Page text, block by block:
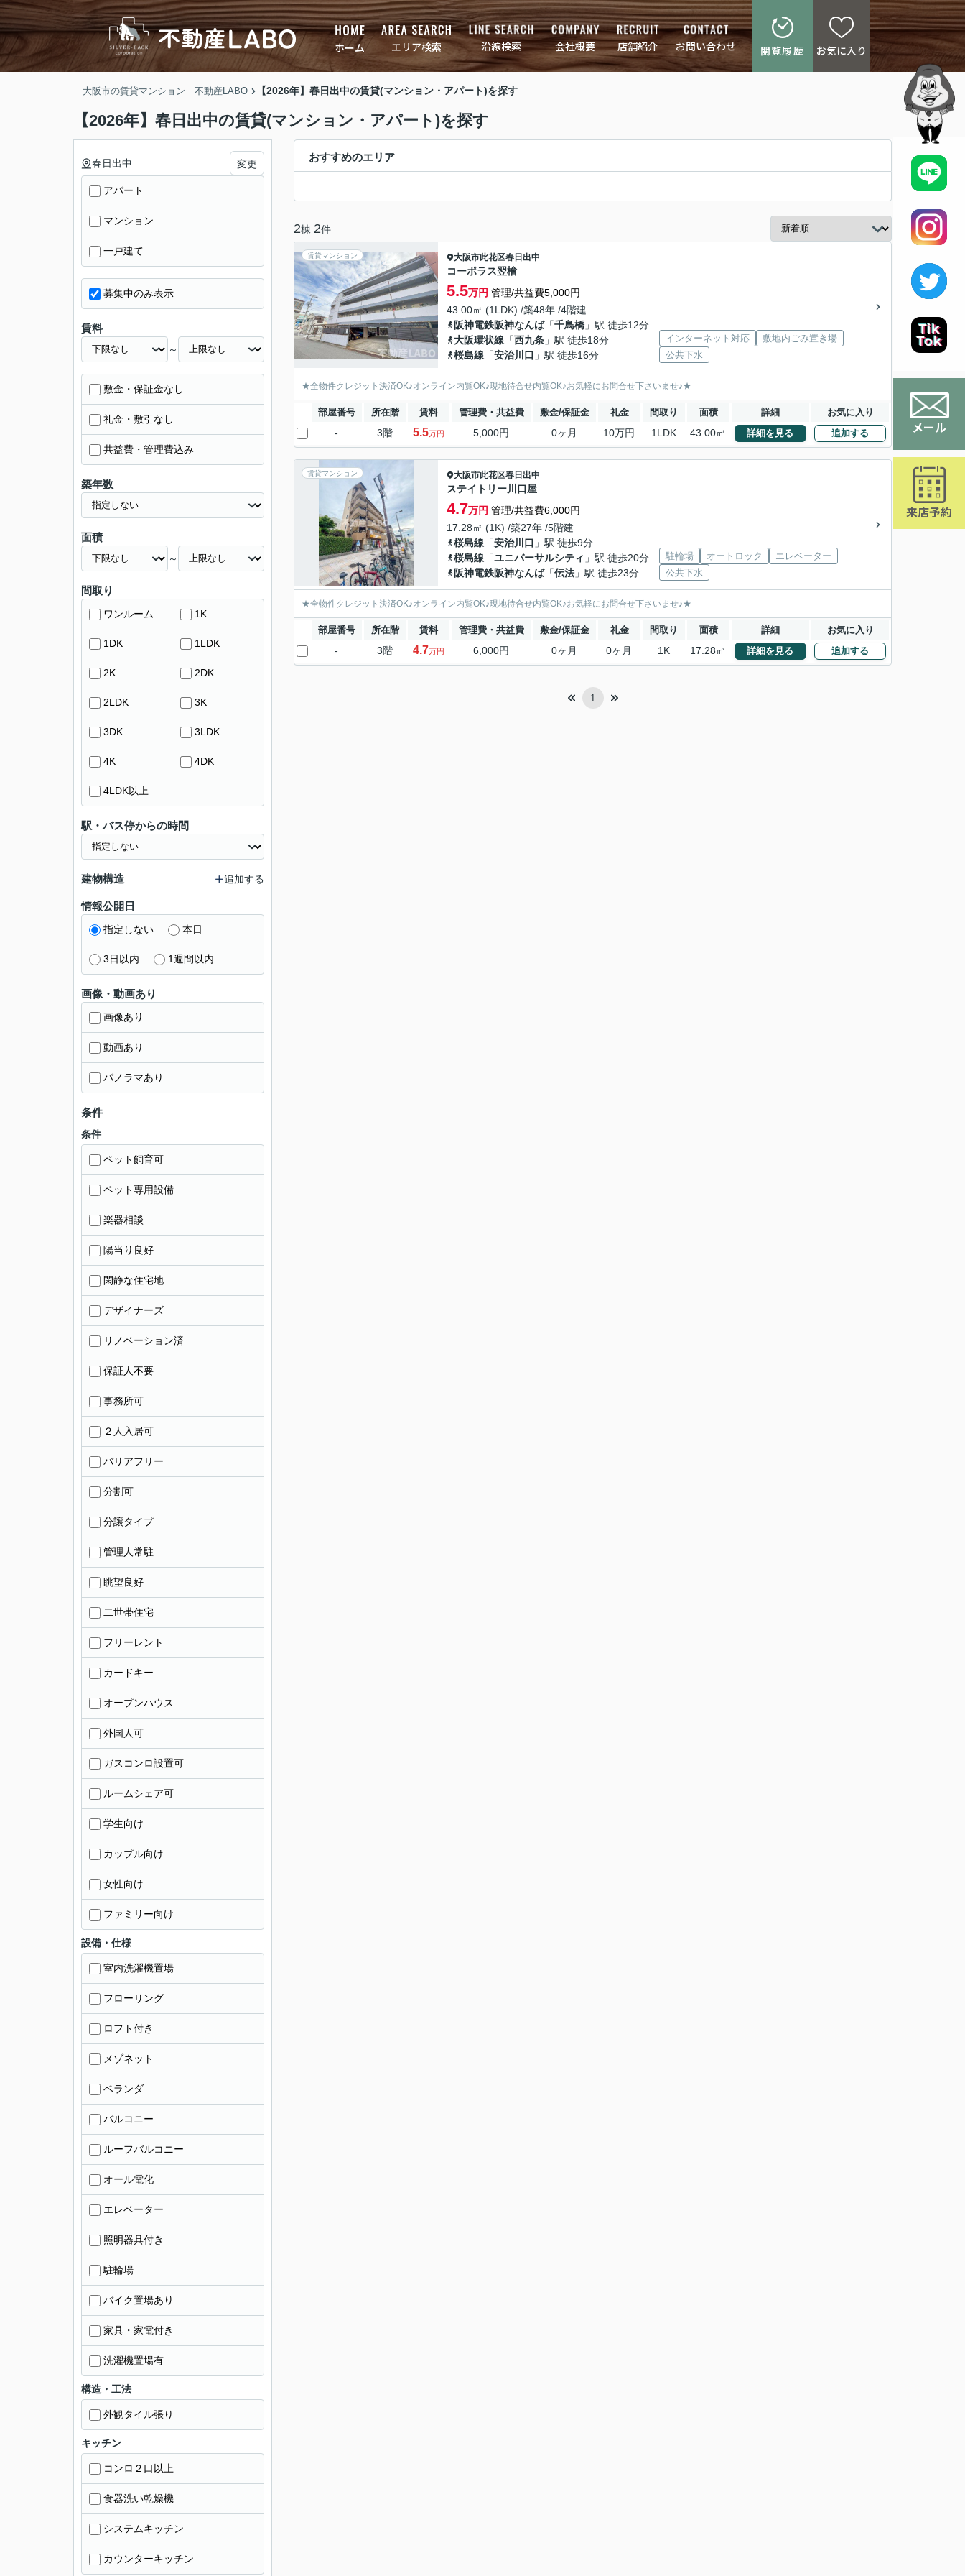
ホーム エリア検索 沿線検索 会社概要 店舗紹介 お問い合わせ 閲覧履歴 お気に入り
メール
来店予約
｜大阪市の賃貸マンション｜不動産LABO 【2026年】春日出中の賃貸(マンション・アパート)を探す
【2026年】春日出中の賃貸(マンション・アパート)を探す
おすすめのエリア
2棟 2件
賃貸マンション 大阪市此花区春日出中
コーポラス翌檜
5.5万円 管理/共益費5,000円
43.00㎡ (1LDK) /築48年 /4階建
阪神電鉄阪神なんば「千鳥橋 」駅 徒歩12分
大阪環状線 「西九条 」駅 徒歩18分
桜島線 「安治川口 」駅 徒歩16分
インターネット対応
敷地内ごみ置き場
公共下水
★全物件クレジット決済OK♪オンライン内覧OK♪現地待合せ内覧OK♪お気軽にお問合せ下さいませ♪★
部屋番号 所在階 賃料 管理費・共益費 敷金/保証金 礼金 間取り 面積 詳細 お気に入り
- 3階 5.5万円 5,000円 0ヶ月 10万円 1LDK 43.00㎡ 詳細を見る 追加する
賃貸マンション 大阪市此花区春日出中
ステイトリー川口屋
4.7万円 管理/共益費6,000円
17.28㎡ (1K) /築27年 /5階建
桜島線 「安治川口 」駅 徒歩9分
桜島線 「ユニバーサルシティ 」駅 徒歩20分
阪神電鉄阪神なんば「伝法 」駅 徒歩23分
駐輪場 オートロック
エレベーター
公共下水
★全物件クレジット決済OK♪オンライン内覧OK♪現地待合せ内覧OK♪お気軽にお問合せ下さいませ♪★
部屋番号 所在階 賃料 管理費・共益費 敷金/保証金 礼金 間取り 面積 詳細 お気に入り
- 3階 4.7万円 6,000円 0ヶ月 0ヶ月 1K 17.28㎡ 詳細を見る 追加する
1
春日出中 変更
アパート
マンション
一戸建て
募集中のみ表示
賃料
～
敷金・保証金なし
礼金・敷引なし
共益費・管理費込み
築年数
面積
～
間取り
ワンルーム 1K
1DK 1LDK
2K 2DK
2LDK 3K
3DK 3LDK
4K 4DK
4LDK以上
駅・バス停からの時間
建物構造 追加する
情報公開日
指定しない 本日
3日以内 1週間以内
画像・動画あり
画像あり
動画あり
パノラマあり
条件
条件
ペット飼育可
ペット専用設備
楽器相談
陽当り良好
閑静な住宅地
デザイナーズ
リノベーション済
保証人不要
事務所可
２人入居可
バリアフリー
分割可
分譲タイプ
管理人常駐
眺望良好
二世帯住宅
フリーレント
カードキー
オープンハウス
外国人可
ガスコンロ設置可
ルームシェア可
学生向け
カップル向け
女性向け
ファミリー向け
設備・仕様
室内洗濯機置場
フローリング
ロフト付き
メゾネット
ベランダ
バルコニー
ルーフバルコニー
オール電化
エレベーター
照明器具付き
駐輪場
バイク置場あり
家具・家電付き
洗濯機置場有
構造・工法
外観タイル張り
キッチン
コンロ２口以上
食器洗い乾燥機
システムキッチン
カウンターキッチン